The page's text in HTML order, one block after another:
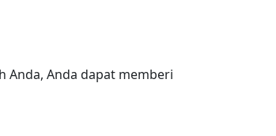
Anda, Anda dapat memberi